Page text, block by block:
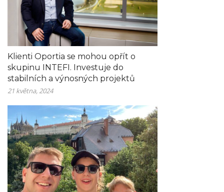
Klienti Oportia se mohou opřít o
skupinu INTEFI. Investuje do
stabilních a výnosných projektů
21 května, 2024